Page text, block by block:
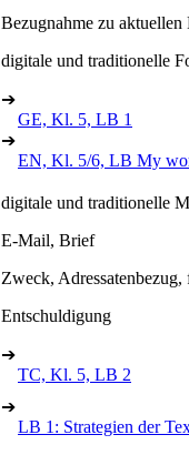
Bezugnahme zu aktuellen
digitale und traditionelle
➔
GE, Kl. 5, LB 1
➔
EN, Kl. 5/6, LB My
digitale und traditionelle
E-Mail, Brief
Zweck,
Entschuldigung
➔
TC, Kl. 5, LB 2
➔
LB 1: Strategien der